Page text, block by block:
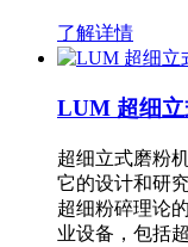
了解详情
LUM 超细
超细立式磨粉
它的设计和研
超细粉碎理论
业设备，包括